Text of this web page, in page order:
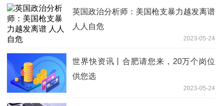
英国政治分析师：美国枪支暴力越发离谱
人人自危
2023-05-24
世界快资讯丨合肥请您来，20万个岗位
供您选
2023-05-24